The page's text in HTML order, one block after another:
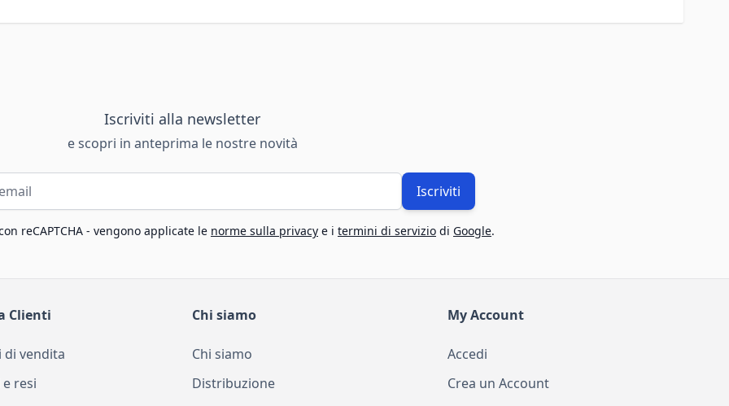
Iscriviti alla newsletter
e scopri in anteprima le nostre novità
Iscriviti
reCAPTCHA - vengono applicate le norme sulla privacy e i termini di servizio di Google.
Clienti
di vendita
resi
Chi siamo
Chi siamo
Distribuzione
My Account
Accedi
Crea un Account